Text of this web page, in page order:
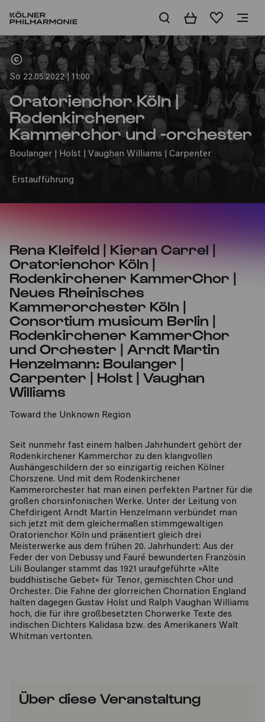
WarenkorbMerkliste
Home
So 22.05.2022 | 11:00
Oratorienchor Köln |
Rodenkirchener
Kammerchor und -orchester
Boulanger | Holst | Vaughan Williams | Carpenter
Erstaufführung
Rena Kleifeld | Kieran Carrel |
Oratorienchor Köln |
Rodenkirchener KammerChor |
Neues Rheinisches
Kammerorchester Köln |
Consortium musicum Berlin |
Rodenkirchener KammerChor
und Orchester | Arndt Martin
Henzelmann: Boulanger |
Carpenter | Holst | Vaughan
Williams
Toward the Unknown Region
Seit nunmehr fast einem halben Jahrhundert gehört der
Rodenkirchener Kammerchor zu den klangvollen
Aushängeschildern der so einzigartig reichen Kölner
Chorszene. Und mit dem Rodenkirchener
Kammerorchester hat man einen perfekten Partner für die
großen chorsinfonischen Werke. Unter der Leitung von
Chefdirigent Arndt Martin Henzelmann verbündet man
sich jetzt mit dem gleichermaßen stimmgewaltigen
Oratorienchor Köln und präsentiert gleich drei
Meisterwerke aus dem frühen 20. Jahrhundert: Aus der
Feder der von Debussy und Fauré bewunderten Französin
Lili Boulanger stammt das 1921 uraufgeführte »Alte
buddhistische Gebet« für Tenor, gemischten Chor und
Orchester. Die Fahne der glorreichen Chornation England
halten dagegen Gustav Holst und Ralph Vaughan Williams
hoch, die für ihre großbesetzten Chorwerke Texte des
indischen Dichters Kalidasa bzw. des Amerikaners Walt
Whitman vertonten.
Über diese Veranstaltung